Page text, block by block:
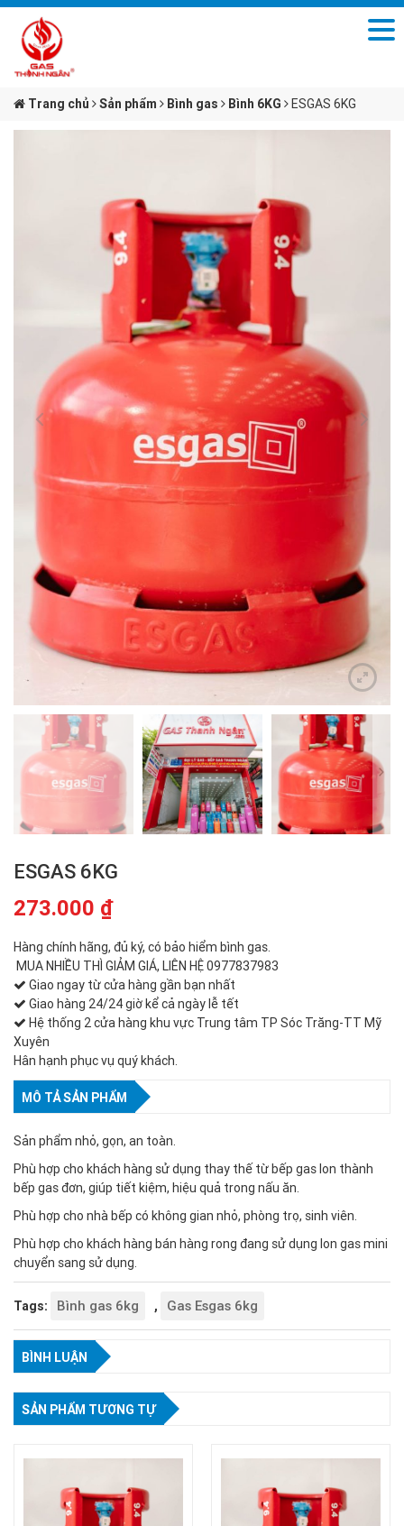
Trang chủ Sản phẩm Bình gas Bình 6KG ESGAS 6KG
ESGAS 6KG
273.000 ₫
Hàng chính hãng, đủ ký, có bảo hiểm bình gas.
MUA NHIỀU THÌ GIẢM GIÁ, LIÊN HỆ 0977837983
Giao ngay từ cửa hàng gần bạn nhất
Giao hàng 24/24 giờ kể cả ngày lễ tết
Hệ thống 2 cửa hàng khu vực Trung tâm TP Sóc Trăng-TT Mỹ
Xuyên
Hân hạnh phục vụ quý khách.
MÔ TẢ SẢN PHẨM
Sản phẩm nhỏ, gọn, an toàn.
Phù hợp cho khách hàng sử dụng thay thế từ bếp gas lon thành
bếp gas đơn, giúp tiết kiệm, hiệu quả trong nấu ăn.
Phù hợp cho nhà bếp có không gian nhỏ, phòng trọ, sinh viên.
Phù hợp cho khách hàng bán hàng rong đang sử dụng lon gas mini
chuyển sang sử dụng.
Tags: Bình gas 6kg , Gas Esgas 6kg
BÌNH LUẬN
SẢN PHẨM TƯƠNG TỰ